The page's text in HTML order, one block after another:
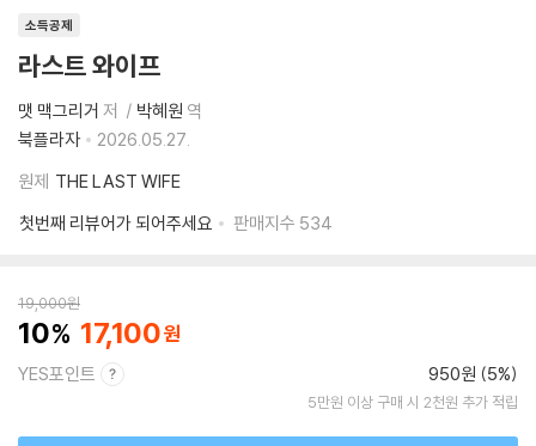
소득공제
라스트 와이프
맷 맥그리거 저 박혜원 역
북플라자
2026.05.27.
원제 THE LAST WIFE
첫번째 리뷰어가 되어주세요
판매지수 534
19,000원
10 17,100
YES포인트 950원 (5%)
5만원 이상 구매 시 2천원 추가 적립